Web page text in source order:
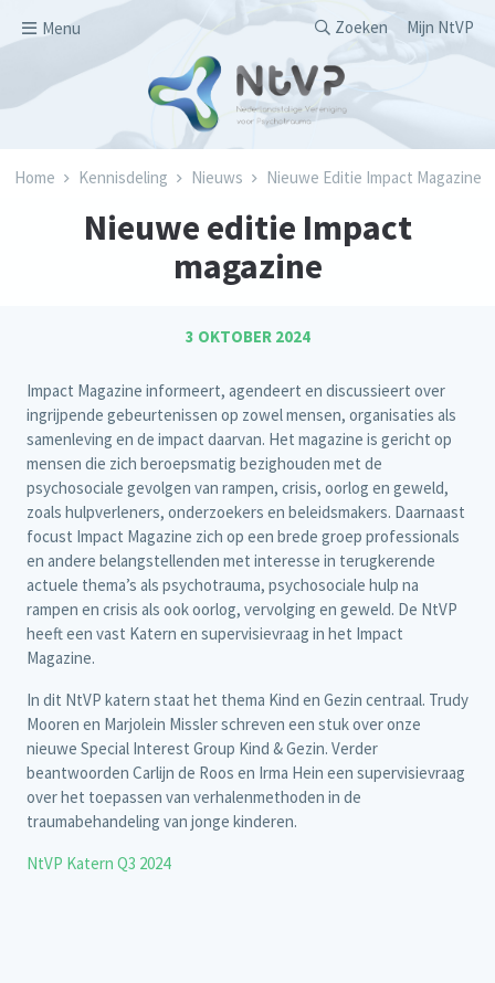
Menu
Secondary
Zoeken Mijn NtVP
Kruimelpad
Home Kennisdeling Nieuws Nieuwe Editie Impact Magazine
Nieuwe editie Impact
magazine
3 OKTOBER 2024
Impact Magazine informeert, agendeert en discussieert over
ingrijpende gebeurtenissen op zowel mensen, organisaties als
samenleving en de impact daarvan. Het magazine is gericht op
mensen die zich beroepsmatig bezighouden met de
psychosociale gevolgen van rampen, crisis, oorlog en geweld,
zoals hulpverleners, onderzoekers en beleidsmakers. Daarnaast
focust Impact Magazine zich op een brede groep professionals
en andere belangstellenden met interesse in terugkerende
actuele thema’s als psychotrauma, psychosociale hulp na
rampen en crisis als ook oorlog, vervolging en geweld. De NtVP
heeft een vast Katern en supervisievraag in het Impact
Magazine.
In dit NtVP katern staat het thema Kind en Gezin centraal. Trudy
Mooren en Marjolein Missler schreven een stuk over onze
nieuwe Special Interest Group Kind & Gezin. Verder
beantwoorden Carlijn de Roos en Irma Hein een supervisievraag
over het toepassen van verhalenmethoden in de
traumabehandeling van jonge kinderen.
NtVP Katern Q3 2024